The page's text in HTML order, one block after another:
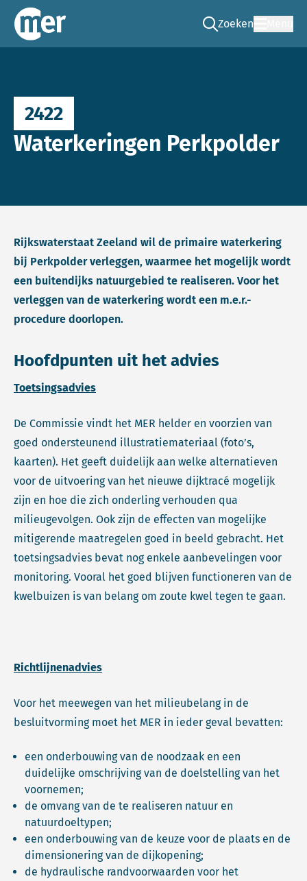
Commissie mer
Zoeken
Ga naar de zoek
2422
Waterkeringen Perkpolder
Rijkswaterstaat Zeeland wil de primaire waterkering
bij Perkpolder verleggen, waarmee het mogelijk wordt
een buitendijks natuurgebied te realiseren. Voor het
verleggen van de waterkering wordt een m.e.r.-
procedure doorlopen.
Hoofdpunten uit het advies
Toetsingsadvies
De Commissie vindt het MER helder en voorzien van
goed ondersteunend illustratiemateriaal (foto’s,
kaarten). Het geeft duidelijk aan welke alternatieven
voor de uitvoering van het nieuwe dijktracé mogelijk
zijn en hoe die zich onderling verhouden qua
milieugevolgen. Ook zijn de effecten van mogelijke
mitigerende maatregelen goed in beeld gebracht. Het
toetsingsadvies bevat nog enkele aanbevelingen voor
monitoring. Vooral het goed blijven functioneren van de
kwelbuizen is van belang om zoute kwel tegen te gaan.
Richtlijnenadvies
Voor het meewegen van het milieubelang in de
besluitvorming moet het MER in ieder geval bevatten:
een onderbouwing van de noodzaak en een
duidelijke omschrijving van de doelstelling van het
voornemen;
de omvang van de te realiseren natuur en
natuurdoeltypen;
een onderbouwing van de keuze voor de plaats en de
dimensionering van de dijkopening;
de hydraulische randvoorwaarden voor het